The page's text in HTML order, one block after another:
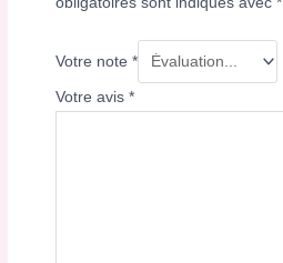
Votre note*
Votre avis*